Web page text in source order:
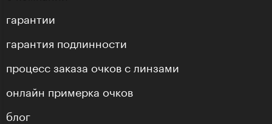
гарантии
гарантия подлинности
процесс заказа очков с линзами
онлайн примерка очков
блог